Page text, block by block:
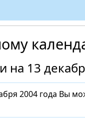
на 13
2004 года Вы